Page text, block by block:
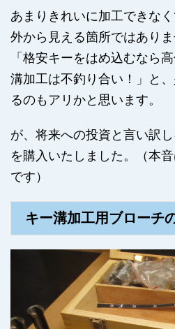
あまりきれいに加工できな
外から見える箇所ではありま
「格安キーをはめ込むなら
溝加工は不釣り合い！」と
るのもアリかと思います。
が、将来への投資と言い訳
を購入いたしました。（本
です）
キー溝加工用ブローチ